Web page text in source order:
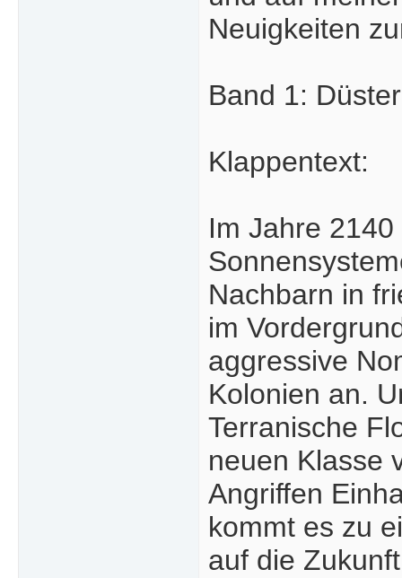
Neuigkeiten
Band 1:
Klappentext:
Im Jahre
Nachbarn in
im
aggressive
Kolonien an.
Terranische
neuen Klasse
Angriffen
kommt es zu
auf die